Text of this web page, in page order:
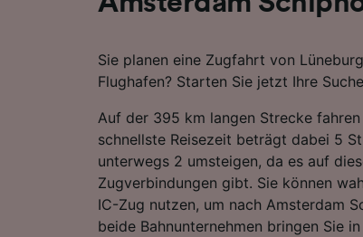
Sie planen eine Zugfahrt von
Flughafen? Starten Sie jetzt Ihre
Auf der 395 km langen Strecke
schnellste Reisezeit beträgt dabei 5
unterwegs 2 umsteigen, da es auf
Zugverbindungen gibt. Sie können
IC-Zug nutzen, um nach Amsterdam
beide Bahnunternehmen bringen Sie